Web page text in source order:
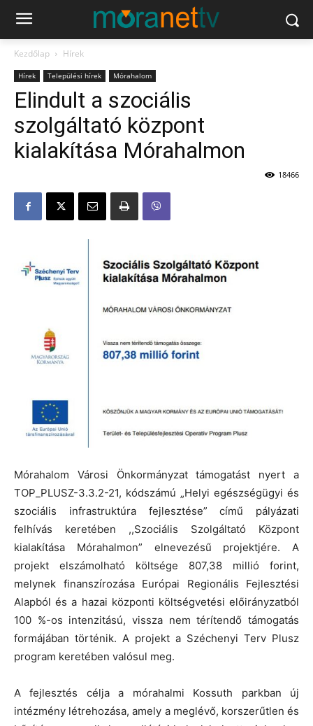
Kezdőlap Hírek
Hírek Települési hírek Mórahalom
Elindult a szociális
szolgáltató központ
kialakítása Mórahalmon
18466
Mórahalom Városi Önkormányzat támogatást nyert a
TOP_PLUSZ-3.3.2-21, kódszámú „Helyi egészségügyi és
szociális infrastruktúra fejlesztése” című pályázati
felhívás keretében ,,Szociális Szolgáltató Központ
kialakítása Mórahalmon” elnevezésű projektjére. A
projekt elszámolható költsége 807,38 millió forint,
melynek finanszírozása Európai Regionális Fejlesztési
Alapból és a hazai központi költségvetési előirányzatból
100 %-os intenzitású, vissza nem térítendő támogatás
formájában történik. A projekt a Széchenyi Terv Plusz
program keretében valósul meg.
A fejlesztés célja a mórahalmi Kossuth parkban új
intézmény létrehozása, amely a meglévő, korszerűtlen és